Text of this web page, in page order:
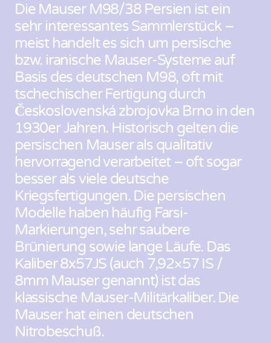
Die Mauser M98/38 Persien ist ein
sehr interessantes Sammlerstück –
meist handelt es sich um persische
bzw. iranische Mauser-Systeme auf
Basis des deutschen M98, oft mit
tschechischer Fertigung durch
Československá zbrojovka Brno in den
1930er Jahren. Historisch gelten die
persischen Mauser als qualitativ
hervorragend verarbeitet – oft sogar
besser als viele deutsche
Kriegsfertigungen. Die persischen
Modelle haben häufig Farsi-
Markierungen, sehr saubere
Brünierung sowie lange Läufe. Das
Kaliber 8x57JS (auch 7,92×57 IS /
8mm Mauser genannt) ist das
klassische Mauser-Militärkaliber. Die
Mauser hat einen deutschen
Nitrobeschuß.